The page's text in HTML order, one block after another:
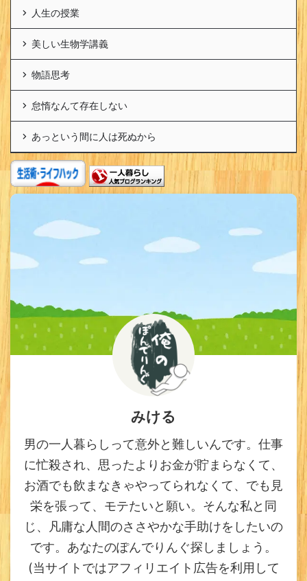
人生の授業
美しい生物学講義
物語思考
怠惰なんて存在しない
あっという間に人は死ぬから
みける
男の一人暮らしって意外と難しいんです。仕事
に忙殺され、思ったよりお金が貯まらなくて、
お酒でも飲まなきゃやってられなくて、でも見
栄を張って、モテたいと願い。そんな私と同
じ、凡庸な人間のささやかな手助けをしたいの
です。あなたのぽんでりんぐ探しましょう。
(当サイトではアフィリエイト広告を利用して